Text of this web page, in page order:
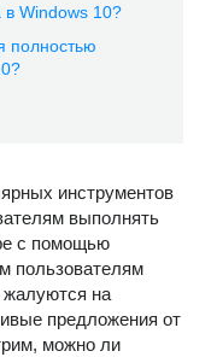
в Windows 10?
полностью
инструментов
выполнять
с помощью
пользователям
жалуются на
предложения от
можно ли